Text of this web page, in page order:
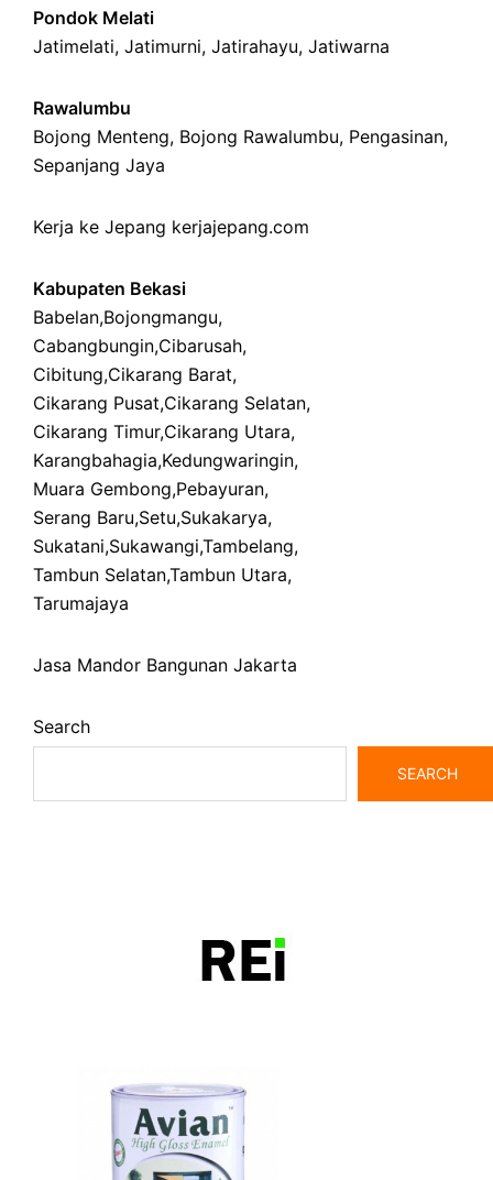
Pondok Melati
Jatimelati, Jatimurni, Jatirahayu, Jatiwarna
Rawalumbu
Bojong Menteng, Bojong Rawalumbu, Pengasinan,
Sepanjang Jaya
Kerja ke Jepang kerjajepang.com
Kabupaten Bekasi
Babelan,Bojongmangu,
Cabangbungin,Cibarusah,
Cibitung,Cikarang Barat,
Cikarang Pusat,Cikarang Selatan,
Cikarang Timur,Cikarang Utara,
Karangbahagia,Kedungwaringin,
Muara Gembong,Pebayuran,
Serang Baru,Setu,Sukakarya,
Sukatani,Sukawangi,Tambelang,
Tambun Selatan,Tambun Utara,
Tarumajaya
Jasa Mandor Bangunan Jakarta
Search
SEARCH